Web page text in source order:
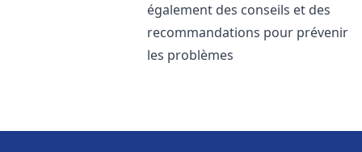
également des conseils et des
recommandations pour prévenir
les problèmes